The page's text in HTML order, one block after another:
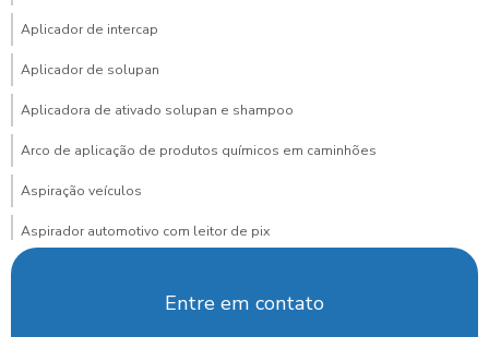
Aplicador de intercap
Aplicador de solupan
Aplicadora de ativado solupan e shampoo
Arco de aplicação de produtos químicos em caminhões
Aspiração veículos
Aspirador automotivo com leitor de pix
Entre em contato